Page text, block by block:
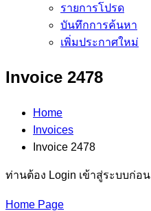
รายการโปรด
บันทึกการค้นหา
เพิ่มประกาศใหม่
Invoice 2478
Home
Invoices
Invoice 2478
ท่านต้อง Login เข้าสู่ระบบก่อน
Home Page